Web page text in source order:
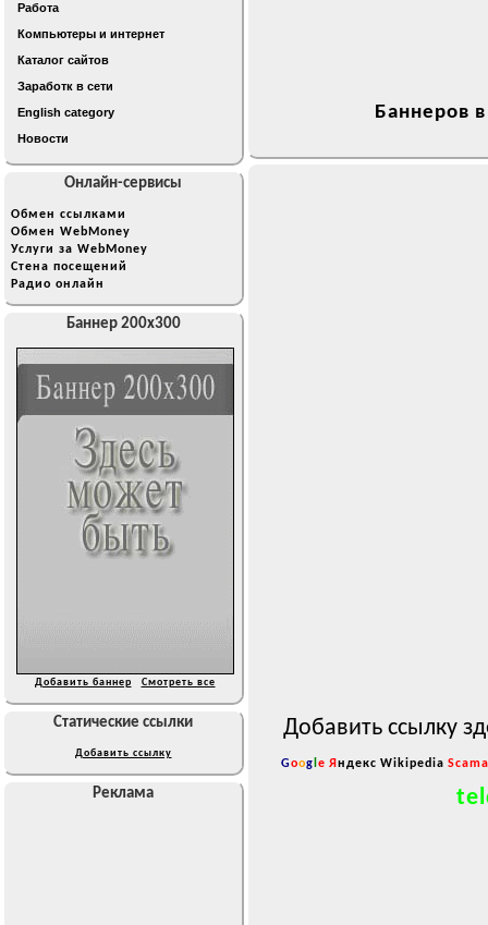
Работа
Компьютеры и интернет
Каталог сайтов
Заработк в сети
English category
Новости
Онлайн-сервисы
Обмен ссылками
Обмен WebMoney
Услуги за WebMoney
Стена посещений
Радио онлайн
Баннер 200x300
Добавить баннер Смотреть все
Статические ссылки
Добавить ссылку
Реклама
Баннеров
Добавить ссылку
Goog e Я ндекс Wikipedia